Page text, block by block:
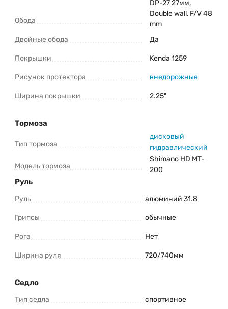
Обода
DP-27 27мм,
Double wall, F/V 48
mm
Двойные обода
Да
Покрышки Kenda 1259
Рисунок протектора внедорожные
Ширина покрышки 2.25"
Тормоза
Тип тормоза
дисковый
гидравлический
Модель тормоза
Shimano HD MT-
200
Руль
Руль алюминий 31.8
Грипсы обычные
Рога Нет
Ширина руля 720/740мм
Седло
Тип седла спортивное